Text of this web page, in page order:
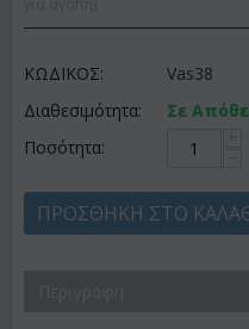
ΚΩΔΙΚΟΣ:
Vas38
Διαθεσιμότητα:
Σε
Ποσότητα:
ΠΡΟΣΘΉΚΗ ΣΤΟ